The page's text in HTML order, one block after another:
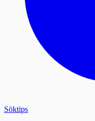
Söktips